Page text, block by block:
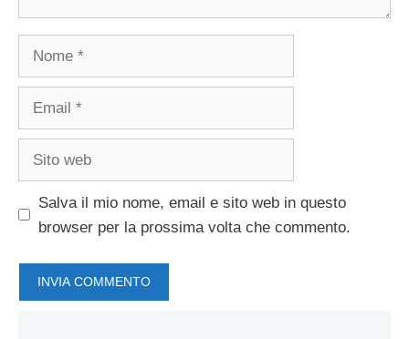
Salva il mio nome, email e sito web in questo
browser per la prossima volta che commento.